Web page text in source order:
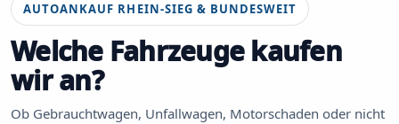
AUTOANKAUF RHEIN-SIEG & BUNDESWEIT
Welche Fahrzeuge kaufen
wir an?
Ob Gebrauchtwagen, Unfallwagen, Motorschaden oder nicht